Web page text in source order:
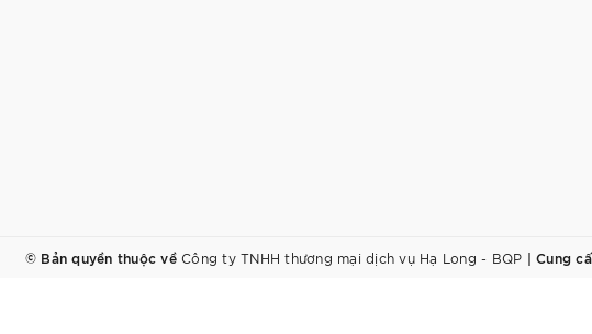
© Bản quyền thuộc về Công ty TNHH thương mại dịch vụ Hạ Long - BQP | Cung